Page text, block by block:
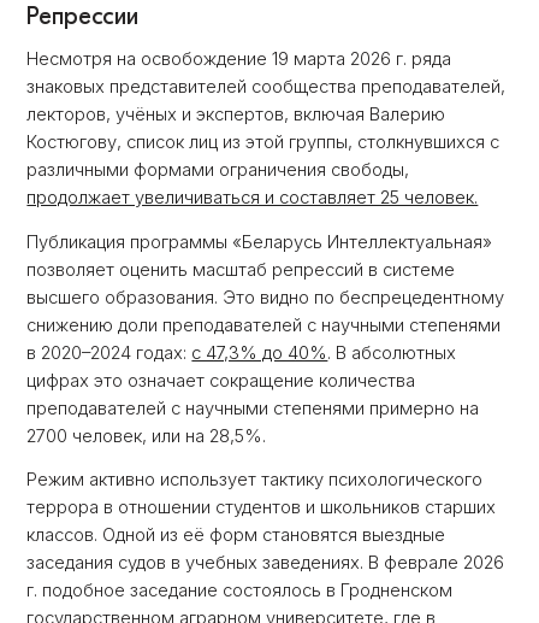
Репрессии
Несмотря на освобождение 19 марта 2026 г. ряда
знаковых представителей сообщества преподавателей,
лекторов, учёных и экспертов, включая Валерию
Костюгову, список лиц из этой группы, столкнувшихся с
различными формами ограничения свободы,
продолжает увеличиваться и составляет 25 человек.
Публикация программы «Беларусь Интеллектуальная»
позволяет оценить масштаб репрессий в системе
высшего образования. Это видно по беспрецедентному
снижению доли преподавателей с научными степенями
в 2020–2024 годах: с 47,3% до 40%. В абсолютных
цифрах это означает сокращение количества
преподавателей с научными степенями примерно на
2700 человек, или на 28,5%.
Режим активно использует тактику психологического
террора в отношении студентов и школьников старших
классов. Одной из её форм становятся выездные
заседания судов в учебных заведениях. В феврале 2026
г. подобное заседание состоялось в Гродненском
государственном аграрном университете, где в